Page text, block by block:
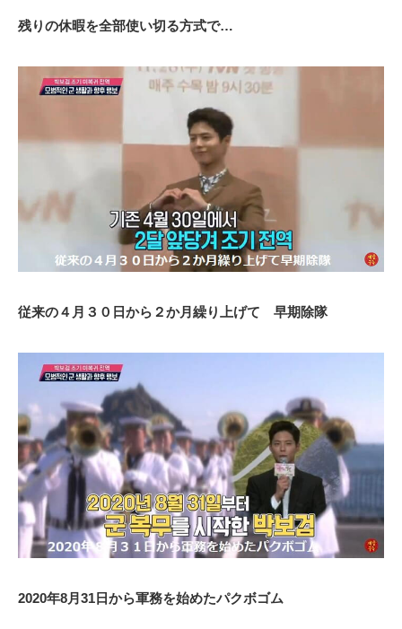
残りの休暇を全部使い切る方式で…
従来の４月３０日から２か月繰り上げて 早期除隊
2020年8月31日から軍務を始めたパクボゴム